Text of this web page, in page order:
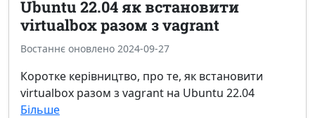
Ubuntu 22.04 як встановити
virtualbox разом з vagrant
Востаннє оновлено 2024-09-27
Коротке керівництво, про те, як встановити
virtualbox разом з vagrant на Ubuntu 22.04
Більше